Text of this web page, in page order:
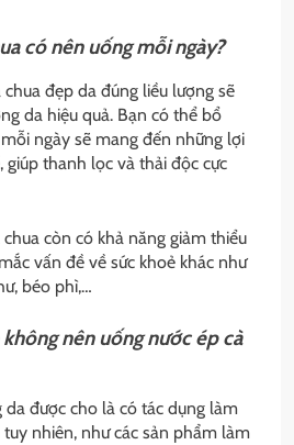
có nên uống mỗi ngày?
đẹp da đúng liều lượng sẽ
da hiệu quả. Bạn có thể bổ
ngày sẽ mang đến những lợi
giúp thanh lọc và thải độc cực
còn có khả năng giảm thiểu
vấn đề về sức khoẻ khác như
béo phì,…
nên uống nước ép cà
da được cho là có tác dụng làm
nhiên, như các sản phẩm làm